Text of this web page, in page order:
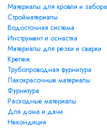
Материалы для кровли и забора
Стройматериалы
Водосточная система
Инструмент и оснастка
Материалы для резки и сварки
Крепеж
Трубопроводная фурнитура
Лакокрасочные материалы
Фурнитура
Расходные материалы
Для дома и дачи
Некондиция